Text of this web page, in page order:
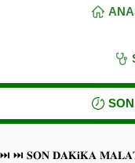
⏭ ⏭ 𝐒𝐎𝐍 𝐃𝐀𝐊𝐢𝐊𝐀